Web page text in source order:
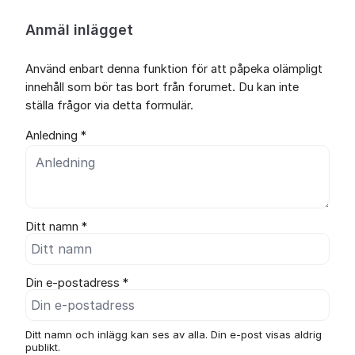
Anmäl inlägget
Använd enbart denna funktion för att påpeka olämpligt
innehåll som bör tas bort från forumet. Du kan inte
ställa frågor via detta formulär.
Anledning *
Ditt namn *
Din e-postadress *
Ditt namn och inlägg kan ses av alla. Din e-post visas aldrig
publikt.